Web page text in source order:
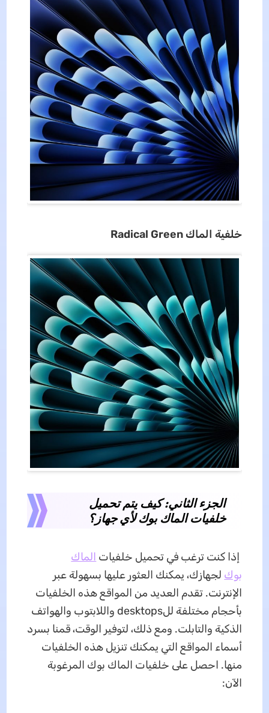
خلفية الماك
الجزء الثاني: كيف يتم تحميل
خلفيات الماك بوك لأي جهاز؟
إذا كنت ترغب في تحميل خلفيات الماك
بوك لجهازك، يمكنك العثور عليها بسهولة عبر
الإنترنت. تقدم العديد من المواقع هذه الخلفيات
بأحجام مختلفة للdesktops واللابتوب والهواتف
الذكية والتابلت. ومع ذلك، لتوفير الوقت، قمنا بسرد
أسماء المواقع التي يمكنك تنزيل هذه الخلفيات
منها. احصل على خلفيات الماك بوك المرغوبة
الآن: